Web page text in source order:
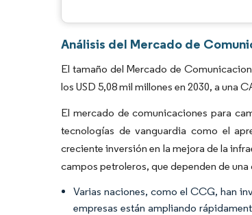
Análisis del Mercado de
El tamaño del Mercado de
los USD 5,08 mil millones en 2030, a una
El mercado de comunicaciones para
tecnologías de vanguardia como el
creciente inversión en la mejora de la
campos petroleros, que dependen de
Varias naciones, como el CCG, han
empresas están ampliando